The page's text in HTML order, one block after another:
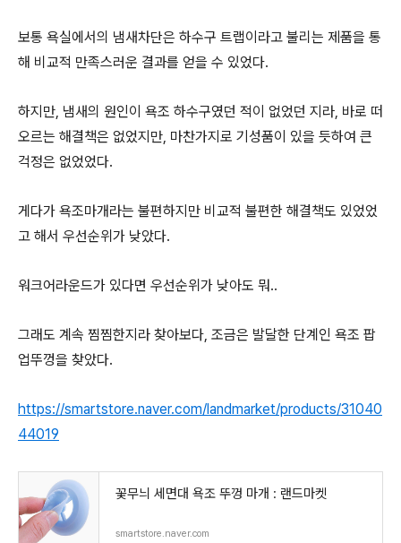
보통 욕실에서의 냄새차단은 하수구 트랩이라고 불리는 제품을 통
해 비교적 만족스러운 결과를 얻을 수 있었다.
하지만, 냄새의 원인이 욕조 하수구였던 적이 없었던 지라, 바로 떠
오르는 해결책은 없었지만, 마찬가지로 기성품이 있을 듯하여 큰
걱정은 없었었다.
게다가 욕조마개라는 불편하지만 비교적 불편한 해결책도 있었었
고 해서 우선순위가 낮았다.
워크어라운드가 있다면 우선순위가 낮아도 뭐..
그래도 계속 찜찜한지라 찾아보다, 조금은 발달한 단계인 욕조 팝
업뚜껑을 찾았다.
https://smartstore.naver.com/landmarket/products/31040
44019
꽃무늬 세면대 욕조 뚜껑 마개 : 랜드마켓
smartstore.naver.com